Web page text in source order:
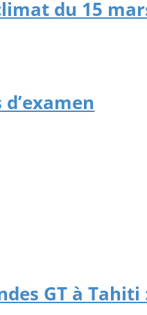
du 15
GT à Tahiti